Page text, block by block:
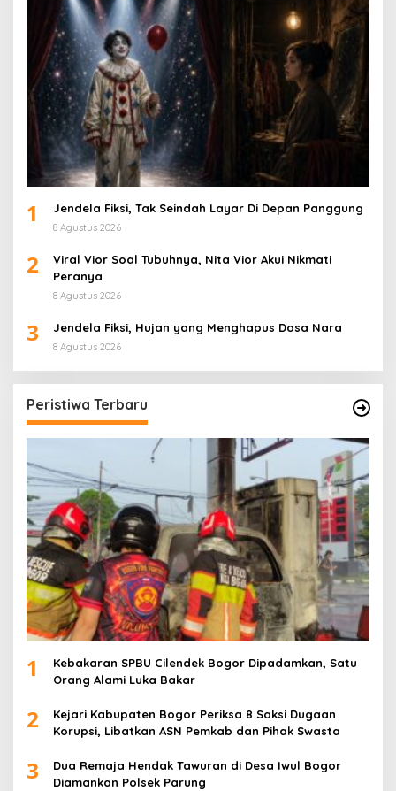
1 Jendela Fiksi, Tak Seindah Layar Di Depan Panggung
8 Agustus 2026
2
Viral Vior Soal Tubuhnya, Nita Vior Akui Nikmati
Peranya
8 Agustus 2026
3 Jendela Fiksi, Hujan yang Menghapus Dosa Nara
8 Agustus 2026
Peristiwa Terbaru
1
Kebakaran SPBU Cilendek Bogor Dipadamkan, Satu
Orang Alami Luka Bakar
2
Kejari Kabupaten Bogor Periksa 8 Saksi Dugaan
Korupsi, Libatkan ASN Pemkab dan Pihak Swasta
3
Dua Remaja Hendak Tawuran di Desa Iwul Bogor
Diamankan Polsek Parung